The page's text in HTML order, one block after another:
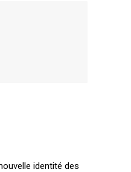
identité des